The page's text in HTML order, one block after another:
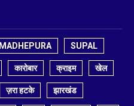
MADHEPURA SUPAL
कारोबार क्राइम खेल
ज़रा हटके झारखंड